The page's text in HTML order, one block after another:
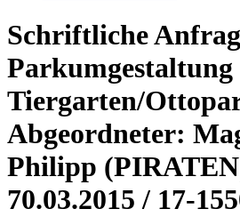
Schriftliche
Tiergarten/
Abgeordneter:
Philipp
70.03.2015 / 17-